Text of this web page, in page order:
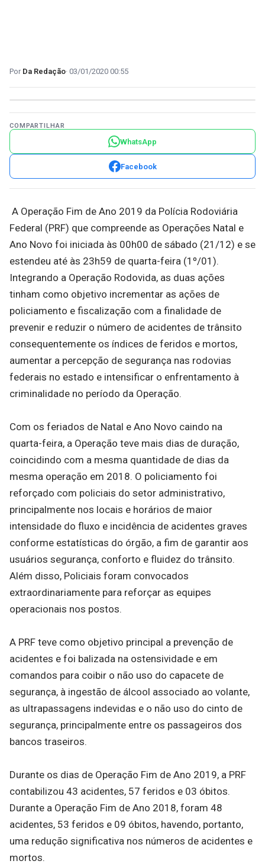
Da Redação 03/01/2020 00:55
COMPARTILHAR
WhatsApp
Facebook
A Operação Fim de Ano 2019 da Polícia Rodoviária
Federal (PRF) que compreende as Operações Natal e
Ano Novo foi iniciada às 00h00 de sábado (21/12) e se
estendeu até às 23h59 de quarta-feira (1º/01).
Integrando a Operação Rodovida, as duas ações
tinham como objetivo incrementar as ações de
policiamento e fiscalização com a finalidade de
prevenir e reduzir o número de acidentes de trânsito
consequentemente os índices de feridos e mortos,
aumentar a percepção de segurança nas rodovias
federais no estado e intensificar o enfrentamento à
criminalidade no período da Operação.
Com os feriados de Natal e Ano Novo caindo na
quarta-feira, a Operação teve mais dias de duração,
coincidindo com a mesma quantidade de dias da
mesma operação em 2018. O policiamento foi
reforçado com policiais do setor administrativo,
principalmente nos locais e horários de maior
intensidade do fluxo e incidência de acidentes graves
conforme estatísticas do órgão, a fim de garantir aos
usuários segurança, conforto e fluidez do trânsito.
Além disso, Policiais foram convocados
extraordinariamente para reforçar as equipes
operacionais nos postos.
A PRF teve como objetivo principal a prevenção de
acidentes e foi balizada na ostensividade e em
comandos para coibir o não uso do capacete de
segurança, à ingestão de álcool associado ao volante,
as ultrapassagens indevidas e o não uso do cinto de
segurança, principalmente entre os passageiros dos
bancos traseiros.
Durante os dias de Operação Fim de Ano 2019, a PRF
contabilizou 43 acidentes, 57 feridos e 03 óbitos.
Durante a Operação Fim de Ano 2018, foram 48
acidentes, 53 feridos e 09 óbitos, havendo, portanto,
uma redução significativa nos números de acidentes e
mortos.